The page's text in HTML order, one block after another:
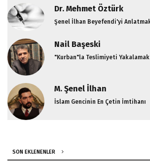
Dr. Mehmet Öztürk
Şenel İlhan Beyefendi'yi
Nail Başeski
"Kurban"la Teslimiyeti Yakalamak
M. Şenel İlhan
İslam Gencinin En Çetin İmtihanı
SON EKLENENLER